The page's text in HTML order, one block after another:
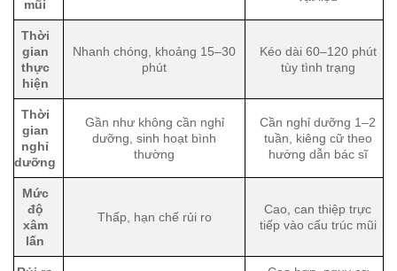
mũi
Thời
gian
thực
hiện
Nhanh chóng, khoảng 15–30
phút
Kéo dài 60–120 phút
tùy tình trạng
Thời
gian
nghỉ
dưỡng
Gần như không cần nghỉ
dưỡng, sinh hoạt bình
thường
Cần nghỉ dưỡng 1–2
tuần, kiêng cữ theo
hướng dẫn bác sĩ
Mức
độ
xâm
lấn
Thấp, hạn chế rủi ro
Cao, can thiệp trực
tiếp vào cấu trúc mũi